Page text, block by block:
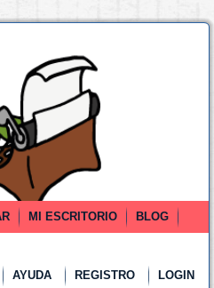
MI ESCRITORIO
BLOG
AYUDA REGISTRO LOGIN